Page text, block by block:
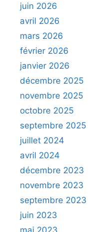
juin 2026
avril 2026
mars 2026
février 2026
janvier 2026
décembre 2025
novembre 2025
octobre 2025
septembre 2025
juillet 2024
avril 2024
décembre 2023
novembre 2023
septembre 2023
juin 2023
mai 2023